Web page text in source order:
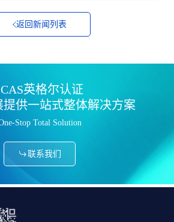
返回新闻列表
英格尔认证
提供一站式整体解决方案
Stop Total Solution
联系我们